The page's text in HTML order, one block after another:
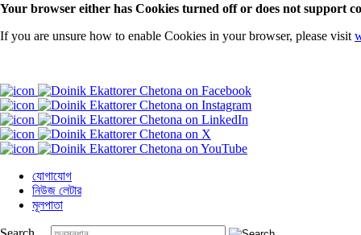
Your browser either has Cookies turned off or does not support
If you are unsure how to enable Cookies in your browser, please visit
যোগাযোগ
নিউজ লেটার
মূলপাতা